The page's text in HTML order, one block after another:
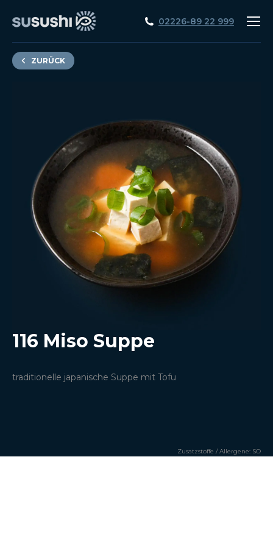
02226-89 22 999
ZURÜCK
116 Miso Suppe
traditionelle japanische Suppe mit Tofu
Zusatzstoffe / Allergene: SO